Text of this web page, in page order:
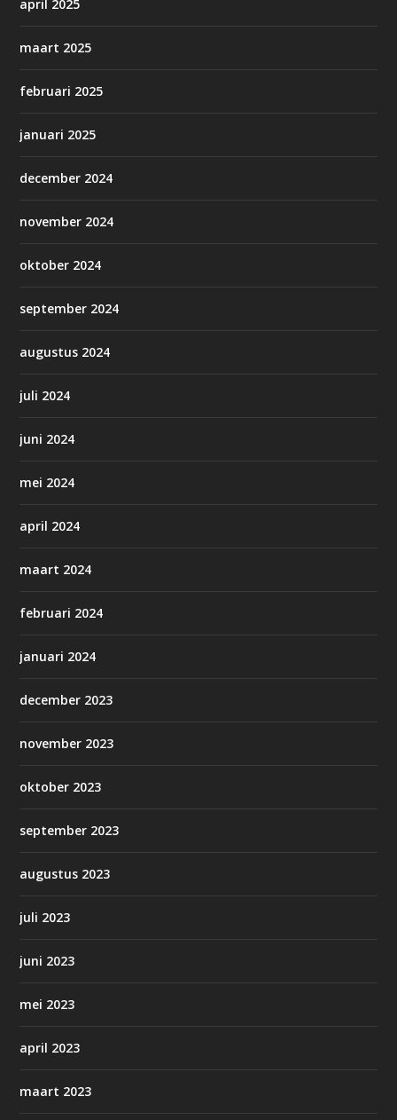
april 2025
maart 2025
februari 2025
januari 2025
december 2024
november 2024
oktober 2024
september 2024
augustus 2024
juli 2024
juni 2024
mei 2024
april 2024
maart 2024
februari 2024
januari 2024
december 2023
november 2023
oktober 2023
september 2023
augustus 2023
juli 2023
juni 2023
mei 2023
april 2023
maart 2023